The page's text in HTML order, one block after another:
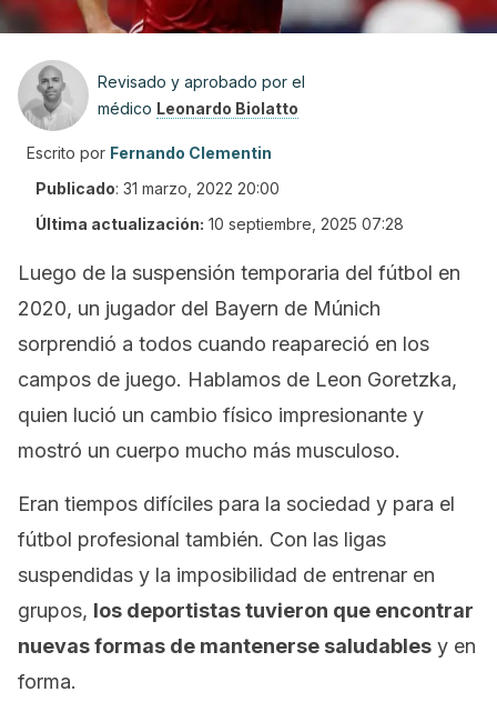
Revisado y aprobado por el
médico Leonardo Biolatto
Escrito por Fernando Clementin
Publicado: 31 marzo, 2022 20:00
Última actualización: 10 septiembre, 2025 07:28
Luego de la suspensión temporaria del fútbol en
2020, un jugador del Bayern de Múnich
sorprendió a todos cuando reapareció en los
campos de juego. Hablamos de Leon Goretzka,
quien lució un cambio físico impresionante y
mostró un cuerpo mucho más musculoso.
Eran tiempos difíciles para la sociedad y para el
fútbol profesional también. Con las ligas
suspendidas y la imposibilidad de entrenar en
grupos, los deportistas tuvieron que encontrar
nuevas formas de mantenerse saludables y en
forma.